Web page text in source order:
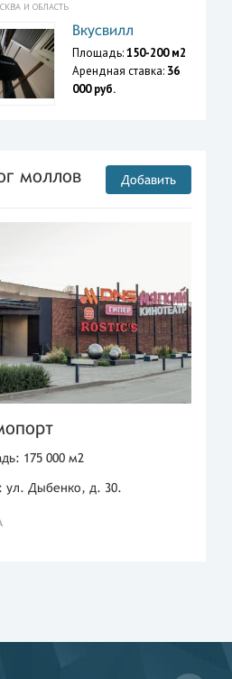
И ОБЛАСТЬ
Вкусвилл
Площадь:150-200 м2
Арендная ставка: 36
000 руб.
моллов Добавить
175 000 м2
ул. Дыбенко, д. 30.